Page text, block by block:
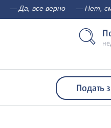
— Да, все верно — Нет,
Подать